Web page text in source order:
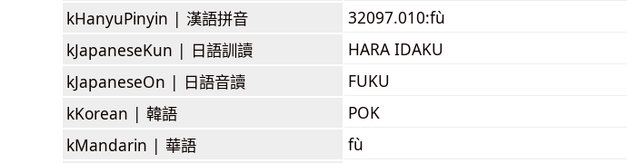
kHanyuPinyin | 漢語拼音
32097.010:fù
kJapaneseKun | 日語訓讀
HARA IDAKU
kJapaneseOn | 日語音讀
FUKU
kKorean | 韓語
POK
kMandarin | 華語
fù